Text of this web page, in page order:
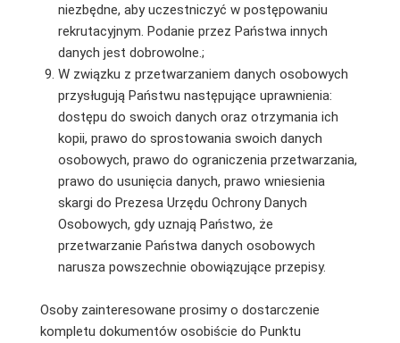
niezbędne, aby uczestniczyć w postępowaniu
rekrutacyjnym. Podanie przez Państwa innych
danych jest dobrowolne.;
W związku z przetwarzaniem danych osobowych
przysługują Państwu następujące uprawnienia:
dostępu do swoich danych oraz otrzymania ich
kopii, prawo do sprostowania swoich danych
osobowych, prawo do ograniczenia przetwarzania,
prawo do usunięcia danych, prawo wniesienia
skargi do Prezesa Urzędu Ochrony Danych
Osobowych, gdy uznają Państwo, że
przetwarzanie Państwa danych osobowych
narusza powszechnie obowiązujące przepisy.
Osoby zainteresowane prosimy o dostarczenie
kompletu dokumentów osobiście do Punktu